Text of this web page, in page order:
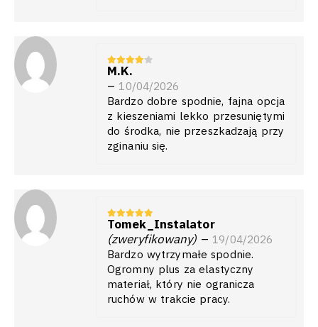
4z 5
M.K.
– 10/04/2026
Bardzo dobre spodnie, fajna opcja
z kieszeniami lekko przesuniętymi
do środka, nie przeszkadzają przy
zginaniu się.
z 5
Tomek_Instalator
(zweryfikowany) – 19/04/2026
Bardzo wytrzymałe spodnie.
Ogromny plus za elastyczny
materiał, który nie ogranicza
ruchów w trakcie pracy.